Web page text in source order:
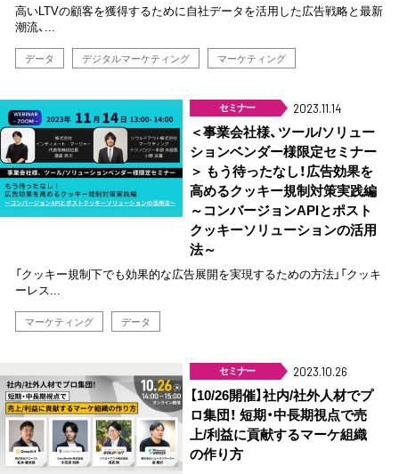
高いLTVの顧客を獲得するために自社データを活用した広告戦略と最新
潮流、...
データ デジタルマーケティング マーケティング
セミナー 2023.11.14
＜事業会社様、ツール/ソリュー
ションベンダー様限定セミナー
＞ もう待ったなし！広告効果を
高めるクッキー規制対策実践編
～コンバージョンAPIとポスト
クッキーソリューションの活用
法～
「クッキー規制下でも効果的な広告展開を実現するための方法」「クッキ
ーレス...
マーケティング データ
セミナー 2023.10.26
【10/26開催】社内/社外人材でプ
ロ集団！ 短期・中長期視点で売
上/利益に貢献するマーケ組織
の作り方